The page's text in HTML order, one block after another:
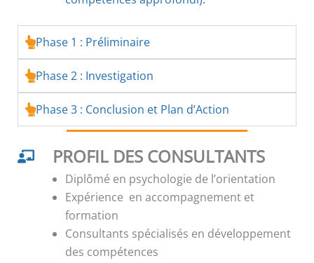
Phase 1 : Préliminaire
Phase 2 : Investigation
Phase 3 : Conclusion et Plan d’Action
PROFIL DES CONSULTANTS
Diplômé en psychologie de l’orientation
Expérience en accompagnement et
formation
Consultants spécialisés en développement
des compétences